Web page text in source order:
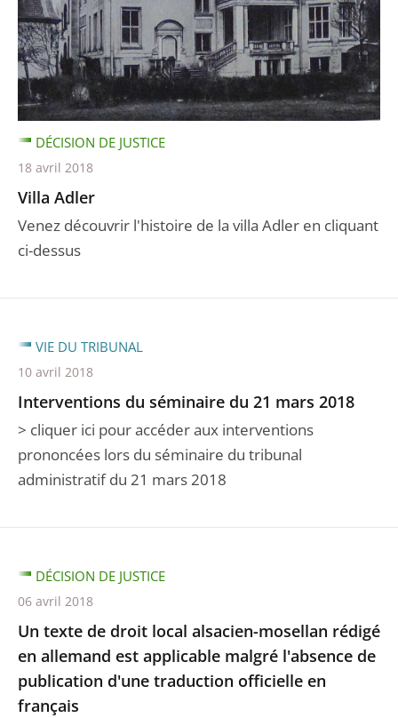
Villa Adler
Venez découvrir l'histoire de la villa Adler en cliquant
ci-dessus
DÉCISION DE JUSTICE
18 avril 2018
Interventions du séminaire du 21 mars 2018
> cliquer ici pour accéder aux interventions
prononcées lors du séminaire du tribunal
administratif du 21 mars 2018
VIE DU TRIBUNAL
10 avril 2018
Un texte de droit local alsacien-mosellan rédigé
en allemand est applicable malgré l'absence de
publication d'une traduction officielle en
français
DÉCISION DE JUSTICE
06 avril 2018